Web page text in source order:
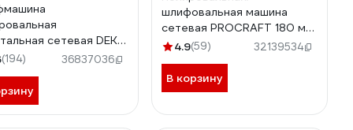
сетевая DEKO
PRO, 150мм,
(194) 36837036
шлифовальная машина
сетевая PROCRAFT 180 мм
2100Вт, 3000 об/мин
4.9(59) 32139534
В корзину